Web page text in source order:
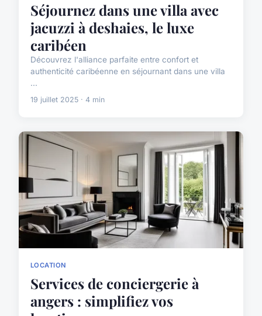
Séjournez dans une villa avec
jacuzzi à deshaies, le luxe
caribéen
Découvrez l'alliance parfaite entre confort et
authenticité caribéenne en séjournant dans une villa
...
19 juillet 2025 · 4 min
LOCATION
Services de conciergerie à
angers : simplifiez vos